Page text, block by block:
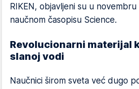
RIKEN, objavljeni su u
naučnom časopisu Science.
Revolucionarni materijal
slanoj vodi
Naučnici širom sveta već dugo